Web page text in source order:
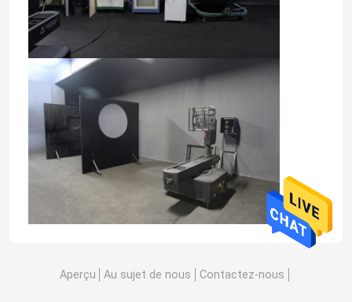
Aperçu Au sujet de nous
Contactez-nous